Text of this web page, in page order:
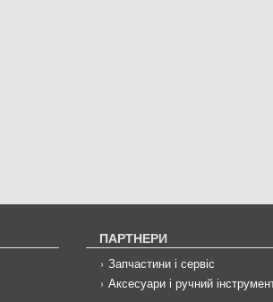
ПАРТНЕРИ
Запчастини і сервіс
Аксесуари і ручний